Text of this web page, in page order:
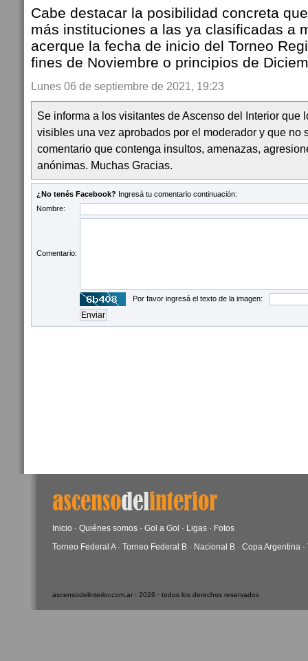
Cabe destacar la posibilidad concreta
más instituciones a las ya clasificadas a
acerque la fecha de inicio del Torneo
fines de Noviembre o principios de
Lunes 06 de septiembre de 2021, 19:23
Se informa a los visitantes de Ascenso del Interior que
visibles una vez aprobados por el moderador y que no
comentario que contenga insultos, amenazas,
anónimas. Muchas Gracias.
¿No tenés Facebook? Ingresá tu comentario continuación:
Nombre:
Comentario:
Por favor ingresá el texto de la imagen:
Inicio · Quiénes somos · Gol a Gol · Ligas · Fotos
Torneo Federal A· Torneo Federal B · Nacional B · Copa Argentina ·
ascensodelinterior.com.ar · 2026 · todos los derechos reservados